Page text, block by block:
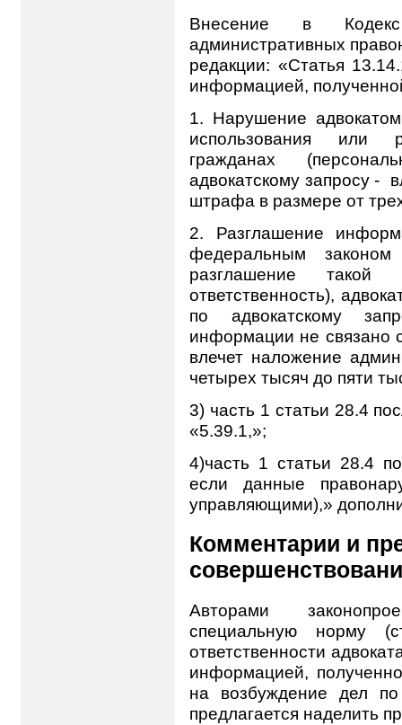
Внесение в
административных
редакции: «Статья
информацией,
1. Нарушение
использования или
гражданах
адвокатскому запросу -
штрафа в размере от
2.
Разглашение
федеральным
разглашение такой
ответственность),
по адвокатскому
информации не связано
влечет наложение
четырех тысяч до пяти
3) часть 1 статьи 28.4
«5.39.1,»;
4)часть 1 статьи 28.4
если данные
управляющими),»
Комментарии и
Авторами
специальную норму
ответственности
информацией,
на возбуждение дел
предлагается наделить